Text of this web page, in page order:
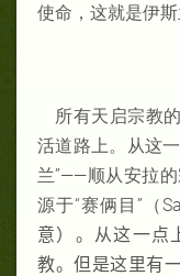
使命，这就是伊斯
所有天启宗教
活道路上。从这
兰”——顺从安拉的
源于“赛俩目”（
意）。从这一点
教。但是这里有